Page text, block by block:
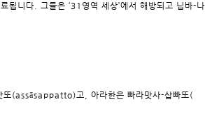
니다. 그들은 ‘31영역 세상’에서 해방되고 닙바-나
또(assāsappatto)고, 아라한은 빠라맛사-삽빠또(